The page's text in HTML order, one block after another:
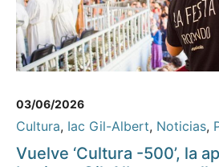
03/06/2026
Cultura, Iac Gil-Albert, Noticias,
Vuelve ‘Cultura -500’, la